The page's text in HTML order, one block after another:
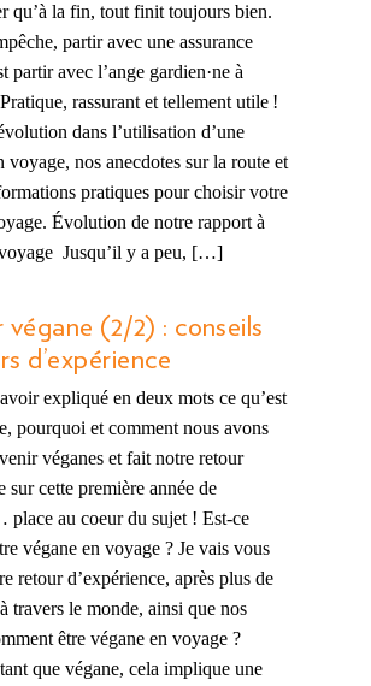
qu’à la fin, tout finit toujours bien.
partir avec une assurance
partir avec l’ange gardien·ne à
rassurant et tellement utile !
dans l’utilisation d’une
voyage, nos anecdotes sur la route et
pratiques pour choisir votre
Évolution de notre rapport à
voyage Jusqu’il y a peu, […]
végane (2/2) : conseils
d’expérience
expliqué en deux mots ce qu’est
pourquoi et comment nous avons
véganes et fait notre retour
sur cette première année de
place au coeur du sujet ! Est-ce
végane en voyage ? Je vais vous
retour d’expérience, après plus de
travers le monde, ainsi que nos
être végane en voyage ?
que végane, cela implique une